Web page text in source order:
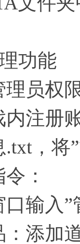
功能
理员权
内注册
，将
：
口输入”
：添加